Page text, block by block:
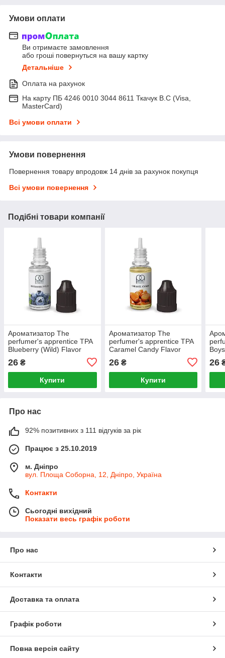
Умови оплати
Ви отримаєте замовлення
або гроші повернуться на вашу картку
Детальніше
Оплата на рахунок
На карту ПБ 4246 0010 3044 8611 Ткачук В.С (Visa,
MasterCard)
Всі умови оплати
Умови повернення
Повернення товару впродовж 14 днів за рахунок покупця
Всі умови повернення
Подібні товари компанії
Ароматизатор The
perfumer's apprentice TPA
Blueberry (Wild) Flavor
26 ₴
Купити
Ароматизатор The
perfumer's apprentice TPA
Caramel Candy Flavor
(Карамельна цукерочка)
26₴
Купити
26
Про нас
92% позитивних з 111 відгуків за рік
Працює з 25.10.2019
м. Дніпро
вул. Площа Соборна, 12, Дніпро, Україна
Контакти
Сьогодні вихідний
Показати весь графік роботи
Про нас
Контакти
Доставка та оплата
Графік роботи
Повна версія сайту